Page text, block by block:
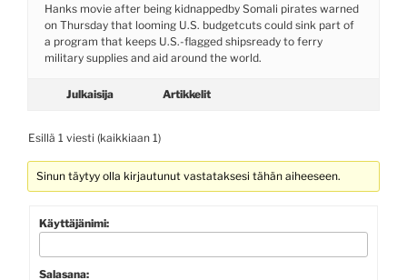
Hanks movie after being kidnappedby Somali pirates warned
on Thursday that looming U.S. budgetcuts could sink part of
a program that keeps U.S.-flagged shipsready to ferry
military supplies and aid around the world.
Julkaisija Artikkelit
Esillä 1 viesti (kaikkiaan 1)
Sinun täytyy olla kirjautunut vastataksesi tähän aiheeseen.
Käyttäjänimi:
Salasana: